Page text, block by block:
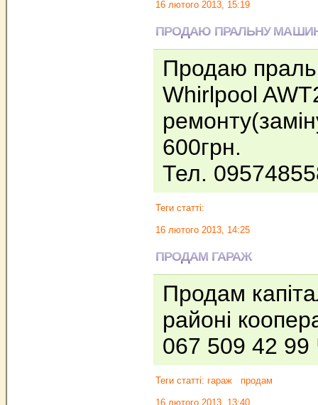
16 лютого 2013, 15:19
ПРОДАЮ ПРАЛЬНУ МАШИНУ
Продаю
Whirlpool
600грн.
Тел.
Теги статті:
16 лютого 2013, 14:25
ПРОДАМ ГАРАЖ
Продам
районі
067 509 42 99
Теги статті: гараж продам
16 лютого 2013, 13:40